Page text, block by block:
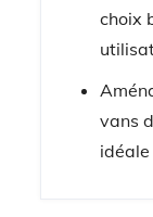
choix
vans